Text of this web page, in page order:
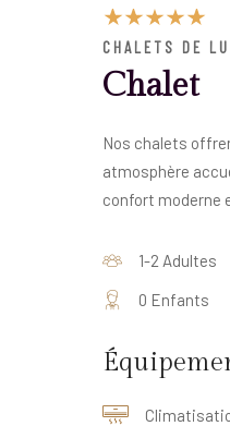
CHALETS DE
Chalet
Nos chalets
atmosphère
confort moderne
1-2 Adultes
0 Enfants